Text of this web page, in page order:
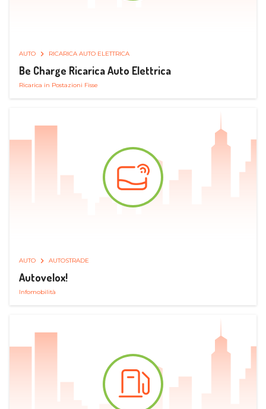
AUTO RICARICA AUTO ELETTRICA
Be Charge Ricarica Auto Elettrica
Ricarica in Postazioni Fisse
AUTO AUTOSTRADE
Autovelox!
Infomobilità